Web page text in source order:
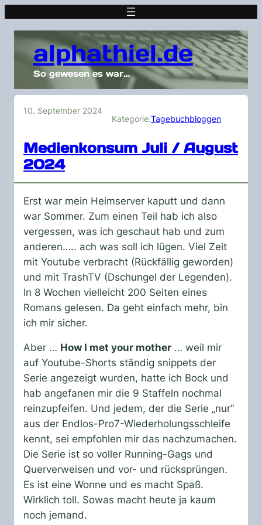
alphathiel.de
So gewesen es war…
10. September 2024
Kategorie:Tagebuchbloggen
Medienkonsum Juli / August
2024
Erst war mein Heimserver kaputt und dann
war Sommer. Zum einen Teil hab ich also
vergessen, was ich geschaut hab und zum
anderen….. ach was soll ich lügen. Viel Zeit
mit Youtube verbracht (Rückfällig geworden)
und mit TrashTV (Dschungel der Legenden).
In 8 Wochen vielleicht 200 Seiten eines
Romans gelesen. Da geht einfach mehr, bin
ich mir sicher.
Aber … How I met your mother … weil mir
auf Youtube-Shorts ständig snippets der
Serie angezeigt wurden, hatte ich Bock und
hab angefanen mir die 9 Staffeln nochmal
reinzupfeifen. Und jedem, der die Serie „nur“
aus der Endlos-Pro7-Wiederholungsschleife
kennt, sei empfohlen mir das nachzumachen.
Die Serie ist so voller Running-Gags und
Querverweisen und vor- und rücksprüngen.
Es ist eine Wonne und es macht Spaß.
Wirklich toll. Sowas macht heute ja kaum
noch jemand.